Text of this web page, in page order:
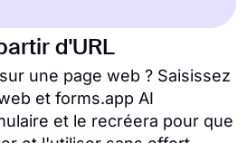
d'URL
une page web ? Saisissez
et forms.app AI
et le recréera pour que